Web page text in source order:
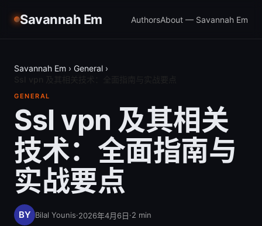
Savannah Em AuthorsAbout — Savannah Em
Savannah Em › General ›
GENERAL
Ssl vpn 及其相关
技术：全面指南与
实战要点
Bilal Younis·2026年4月6日·2 min